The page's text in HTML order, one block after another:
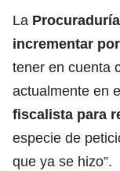
La
incrementar
tener en cuenta
actualmente en
fiscalista para
especie de
que ya se hizo”.